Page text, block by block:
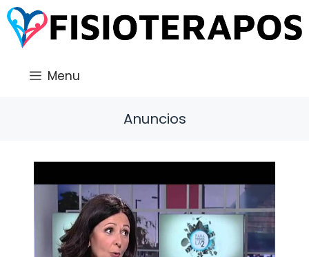
Saltar
al
contenido
Menu
Anuncios